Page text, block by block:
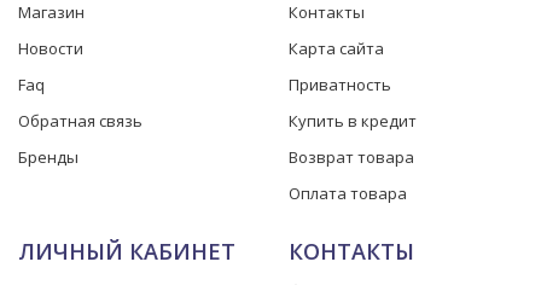
Магазин
Новости
Faq
Обратная связь
Бренды
Контакты
Карта сайта
Приватность
Купить в кредит
Возврат товара
Оплата товара
ЛИЧНЫЙ КАБИНЕТ КОНТАКТЫ